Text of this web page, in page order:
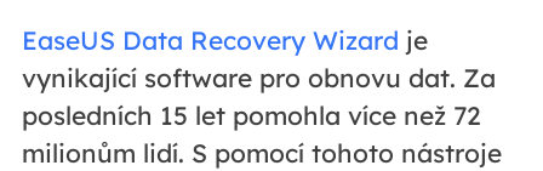
EaseUS Data Recovery Wizard je
vynikající software pro obnovu dat. Za
posledních 15 let pomohla více než 72
milionům lidí. S pomocí tohoto nástroje